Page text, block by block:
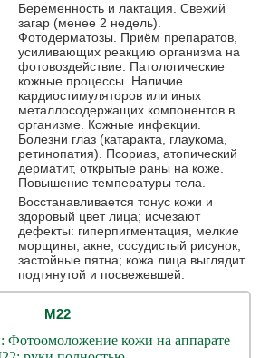
Беременность и лактация. Свежий
загар (менее 2 недель).
Фотодерматозы. Приём препаратов,
усиливающих реакцию организма на
фотовоздействие. Патологические
кожные процессы. Наличие
кардиостимуляторов или иных
металлосодержащих компонентов в
организме. Кожные инфекции.
Болезни глаз (катаракта, глаукома,
ретинопатия). Псориаз, атопический
дерматит, открытые раны на коже.
Повышение температуры тела.
Восстанавливается тонус кожи и
здоровый цвет лица; исчезают
дефекты: гиперпигментация, мелкие
морщины, акне, сосудистый рисунок,
застойные пятна; кожа лица выглядит
подтянутой и посвежевшей.
М22
Фотоомоложение кожи на аппарате